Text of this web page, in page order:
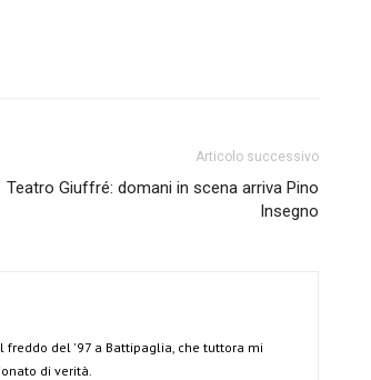
Articolo successivo
Teatro Giuffré: domani in scena arriva Pino
Insegno
del '97 a Battipaglia, che tuttora mi
di verità.